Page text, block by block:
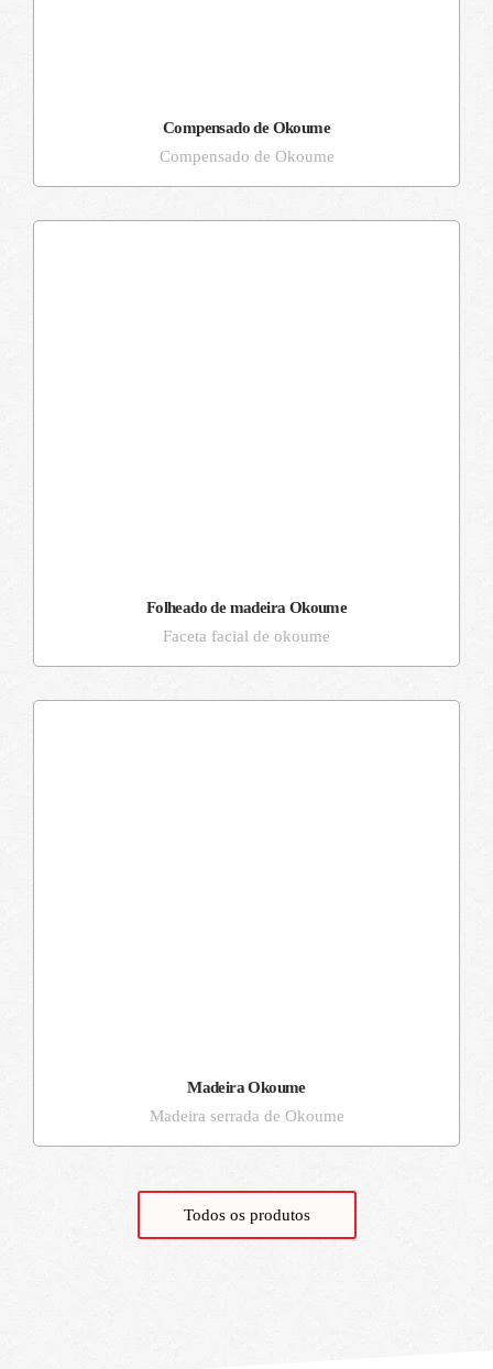
Compensado de Okoume
Compensado de Okoume
Faceta facial de okoume
Folheado de madeira Okoume
Madeira serrada de Okoume
Madeira Okoume
Todos os produtos